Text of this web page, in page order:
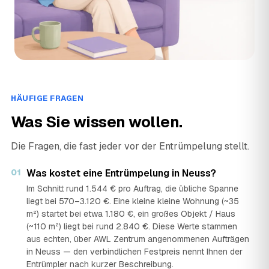
HÄUFIGE FRAGEN
Was Sie wissen wollen.
Die Fragen, die fast jeder vor der Entrümpelung stellt.
01 Was kostet eine Entrümpelung in Neuss?
Im Schnitt rund 1.544 € pro Auftrag, die übliche Spanne
liegt bei 570–3.120 €. Eine kleine kleine Wohnung (~35
m²) startet bei etwa 1.180 €, ein großes Objekt / Haus
(~110 m²) liegt bei rund 2.840 €. Diese Werte stammen
aus echten, über AWL Zentrum angenommenen Aufträgen
in Neuss — den verbindlichen Festpreis nennt Ihnen der
Entrümpler nach kurzer Beschreibung.